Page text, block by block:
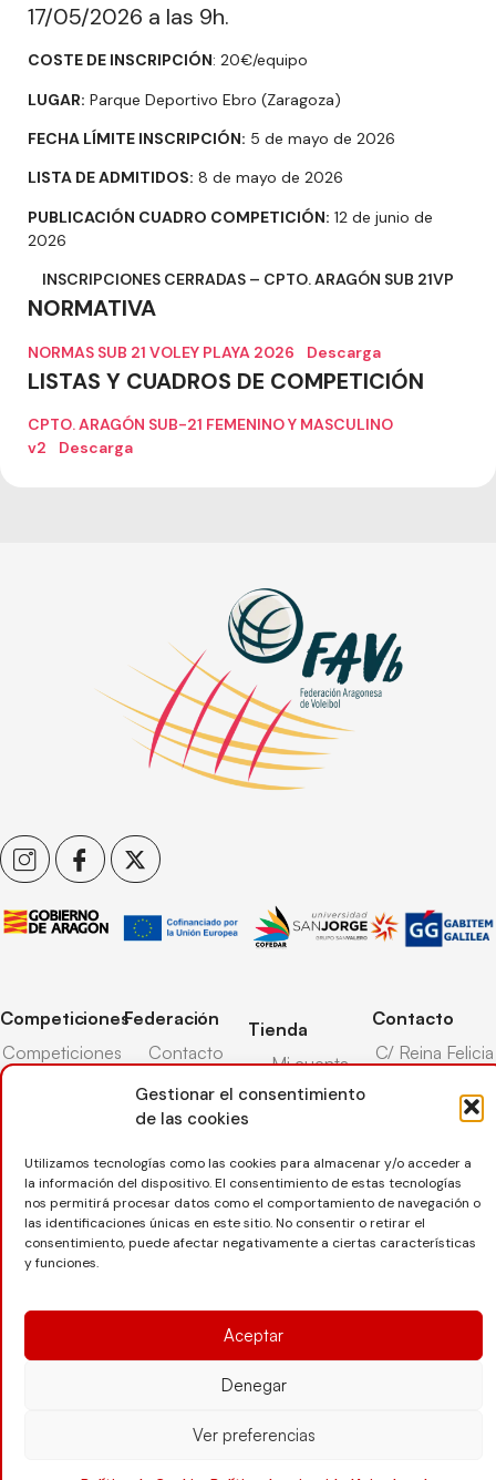
Gestionar el consentimiento
de las cookies
Utilizamos tecnologías como las cookies para almacenar y/o acceder a
la información del dispositivo. El consentimiento de estas tecnologías
nos permitirá procesar datos como el comportamiento de navegación o
las identificaciones únicas en este sitio. No consentir o retirar el
consentimiento, puede afectar negativamente a ciertas características
y funciones.
Aceptar
Denegar
Ver preferencias
17/05/2026 a las 9h.
COSTE DE INSCRIPCIÓN: 20€/equipo
LUGAR: Parque Deportivo Ebro (Zaragoza)
FECHA LÍMITE INSCRIPCIÓN: 5 de mayo de 2026
LISTA DE ADMITIDOS: 8 de mayo de 2026
PUBLICACIÓN CUADRO COMPETICIÓN: 12 de junio de
2026
INSCRIPCIONES CERRADAS – CPTO. ARAGÓN SUB 21VP
NORMATIVA
NORMAS SUB 21 VOLEY PLAYA 2026 Descarga
LISTAS Y CUADROS DE COMPETICIÓN
CPTO. ARAGÓN SUB-21 FEMENINO Y MASCULINO
v2
Descarga
Competiciones
Competiciones
Competiciones
Nieve
Federación
Contacto
Transparencia
Árbitros
Entrenadores
Seguro
deportivo
Tienda
Mi cuenta
Carrito
Pasarela pago
Devoluciones
Contacto
C/ Reina Felicia
50003,
Zaragoza
976 73 08 41
Desarrollado porTOOOLS
Política de CookiesPolítica de Privacidad